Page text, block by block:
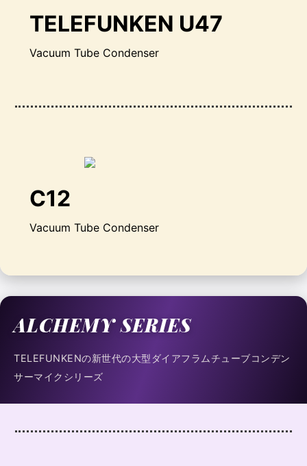
TELEFUNKEN U47
Vacuum Tube Condenser
C12
Vacuum Tube Condenser
ALCHEMY SERIES
TELEFUNKENの新世代の大型ダイアフラムチューブコンデン
サーマイクシリーズ